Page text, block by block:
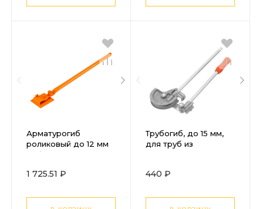
Арматурогиб
роликовый до 12 мм
Сибртех
1 725.51 ₽
Трубогиб, до 15 мм,
для труб из
Sparta
440 ₽